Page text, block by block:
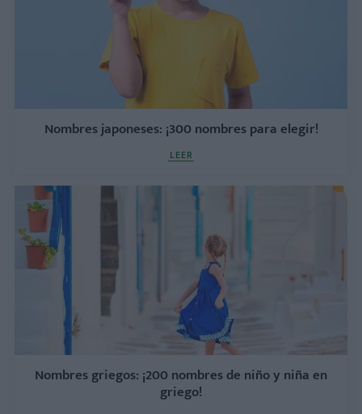
Nombres japoneses: ¡300 nombres para elegir!
LEER
Nombres griegos: ¡200 nombres de niño y niña en
griego!